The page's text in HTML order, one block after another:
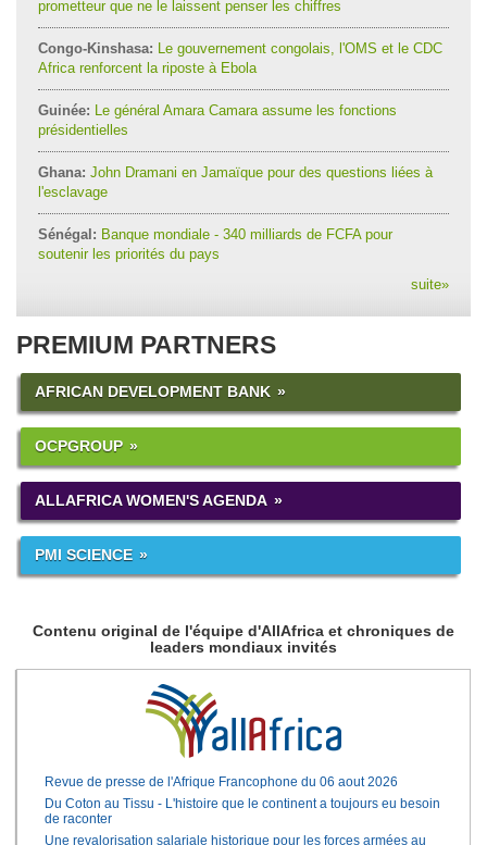
prometteur que ne le laissent penser les chiffres
Congo-Kinshasa: Le gouvernement congolais, l'OMS et le CDC
Africa renforcent la riposte à Ebola
Guinée: Le général Amara Camara assume les fonctions
présidentielles
Ghana: John Dramani en Jamaïque pour des questions liées à
l'esclavage
Sénégal: Banque mondiale - 340 milliards de FCFA pour
soutenir les priorités du pays
suite»
PREMIUM PARTNERS
AFRICAN DEVELOPMENT BANK
OCPGROUP
ALLAFRICA WOMEN'S AGENDA
PMI SCIENCE
Contenu original de l'équipe d'AllAfrica et chroniques de
leaders mondiaux invités
Revue de presse de l'Afrique Francophone du 06 aout 2026
Du Coton au Tissu - L'histoire que le continent a toujours eu besoin
de raconter
Une revalorisation salariale historique pour les forces armées au